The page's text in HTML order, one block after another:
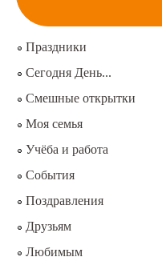
Праздники
Сегодня День...
Смешные открытки
Моя семья
Учёба и работа
События
Поздравления
Друзьям
Любимым